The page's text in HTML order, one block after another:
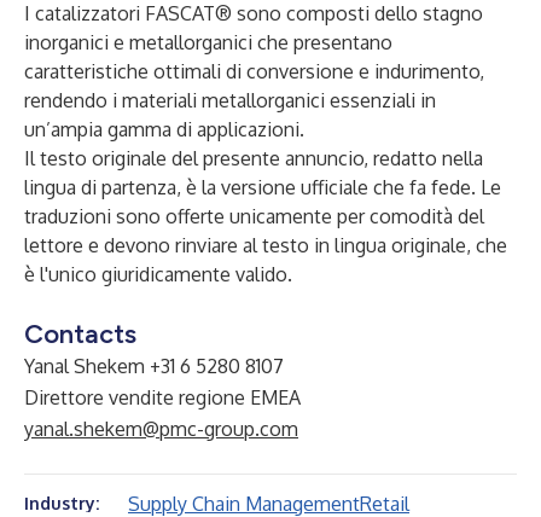
I catalizzatori FASCAT® sono composti dello stagno
inorganici e metallorganici che presentano
caratteristiche ottimali di conversione e indurimento,
rendendo i materiali metallorganici essenziali in
un’ampia gamma di applicazioni.
Il testo originale del presente annuncio, redatto nella
lingua di partenza, è la versione ufficiale che fa fede. Le
traduzioni sono offerte unicamente per comodità del
lettore e devono rinviare al testo in lingua originale, che
è l'unico giuridicamente valido.
Contacts
Yanal Shekem +31 6 5280 8107
Direttore vendite regione EMEA
yanal.shekem@pmc-group.com
Industry: Supply Chain ManagementRetail